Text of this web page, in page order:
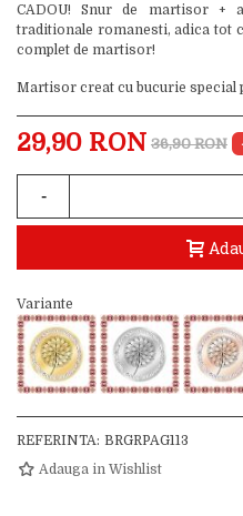
CADOU! Snur de martisor +
traditionale romanesti, adica tot
complet de martisor!
Martisor creat cu bucurie special
29,90 RON 36,90 RON
-
Variante
REFERINTA: BRGRPAG113
Adauga in Wishlist